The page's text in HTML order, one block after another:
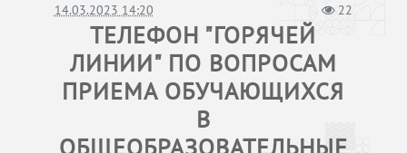
14.03.2023 14:20 22
ТЕЛЕФОН "ГОРЯЧЕЙ
ЛИНИИ" ПО ВОПРОСАМ
ПРИЕМА ОБУЧАЮЩИХСЯ
В